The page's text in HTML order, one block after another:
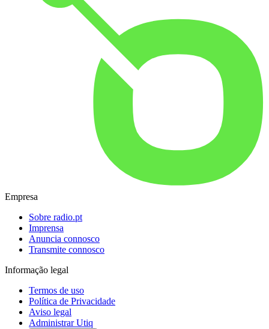
Empresa
Sobre radio.pt
Imprensa
Anuncia connosco
Transmite connosco
Informação legal
Termos de uso
Política de Privacidade
Aviso legal
Administrar Utiq